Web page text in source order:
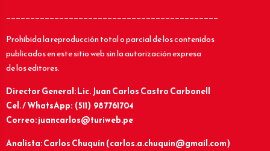
____________________________________________
Prohibida la reproducción total o parcial de los contenidos
publicados en este sitio web sin la autorización expresa
de los editores.
Director General: Lic.Juan Carlos Castro Carbonell
Cel. / WhatsApp: (511) 987761704
Correo: juancarlos@turiweb.pe
Analista: Carlos Chuquín (carlos.a.chuquin@gmail.com)